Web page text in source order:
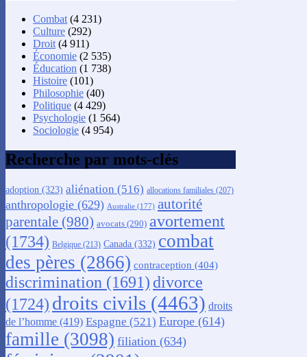
Combat (4 231)
Culture (292)
Droit (4 911)
Économie (2 535)
Éducation (1 738)
Histoire (101)
Philosophie (40)
Politique (4 429)
Psychologie (1 564)
Sociologie (4 954)
Recherche par mots-clés
adoption (323) aliénation (516) allocations familiales (207)
anthropologie (629) Australie (177) autorité
parentale (980) avocats (290) avortement
(1734) Belgique (213) Canada (332) combat
des pères (2866) contraception (404)
discrimination (1691) divorce
(1724) droits civils (4463) droits
de l’homme (419) Espagne (521) Europe (614)
famille (3098) filiation (634)